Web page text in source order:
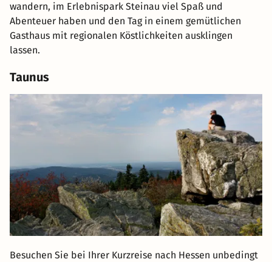
wandern, im Erlebnispark Steinau viel Spaß und
Abenteuer haben und den Tag in einem gemütlichen
Gasthaus mit regionalen Köstlichkeiten ausklingen
lassen.
Taunus
Besuchen Sie bei Ihrer Kurzreise nach Hessen unbedingt